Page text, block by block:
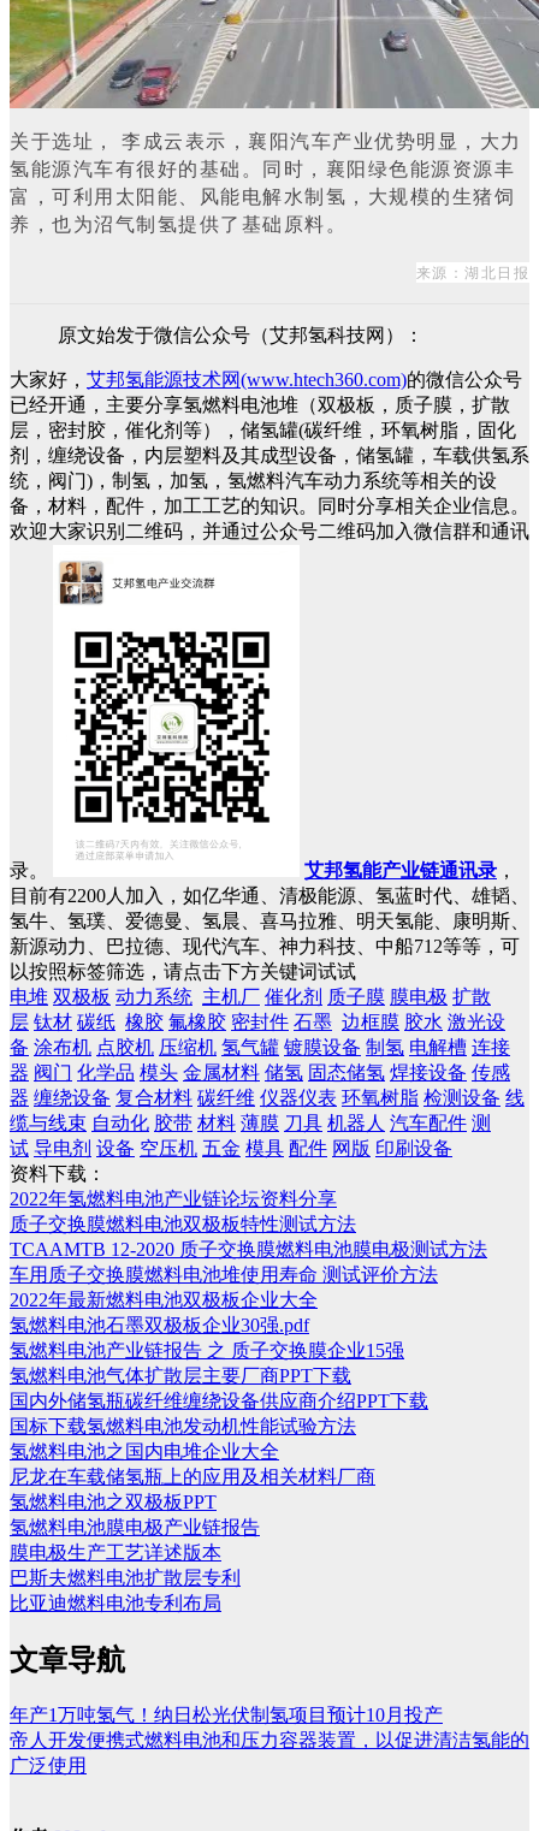
关于选址， 李成云表示，襄阳汽车产业优势明显，大力
氢能源汽车有很好的基础。同时，襄阳绿色能源资源丰
富，可利用太阳能、风能电解水制氢，大规模的生猪饲
养，也为沼气制氢提供了基础原料。
来源：湖北日报
原文始发于微信公众号（艾邦氢科技网）：
大家好， 艾邦氢能源技术网(www.htech360.com)的微信公众号
已经开通，主要分享氢燃料电池堆（双极板，质子膜，扩散
层，密封胶，催化剂等），储氢罐(碳纤维，环氧树脂，固化
剂，缠绕设备，内层塑料及其成型设备，储氢罐，车载供氢系
统，阀门)，制氢，加氢，氢燃料汽车动力系统等相关的设
备，材料，配件，加工工艺的知识。同时分享相关企业信息。
欢迎大家识别二维码，并通过公众号二维码加入微信群和通讯
录。 艾邦氢能产业链通讯录 ，
目前有2200人加入，如亿华通、清极能源、氢蓝时代、雄韬、
氢牛、氢璞、爱德曼、氢晨、喜马拉雅、明天氢能、康明斯、
新源动力、巴拉德、现代汽车、神力科技、中船712等等，可
以按照标签筛选，请点击下方关键词试试
电堆 双极板 动力系统 主机厂 催化剂 质子膜 膜电极 扩散
层 钛材 碳纸 橡胶 氟橡胶 密封件 石墨 边框膜 胶水 激光设
备 涂布机 点胶机 压缩机 氢气罐 镀膜设备 制氢 电解槽 连接
器 阀门 化学品 模头 金属材料 储氢 固态储氢 焊接设备 传感
器 缠绕设备 复合材料 碳纤维 仪器仪表 环氧树脂 检测设备 线
缆与线束 自动化 胶带 材料 薄膜 刀具 机器人 汽车配件 测
试 导电剂 设备 空压机 五金 模具 配件 网版 印刷设备
资料下载：
2022年氢燃料电池产业链论坛资料分享
质子交换膜燃料电池双极板特性测试方法
TCAAMTB 12-2020 质子交换膜燃料电池膜电极测试方法
车用质子交换膜燃料电池堆使用寿命 测试评价方法
2022年最新燃料电池双极板企业大全
氢燃料电池石墨双极板企业30强.pdf
氢燃料电池产业链报告 之 质子交换膜企业15强
氢燃料电池气体扩散层主要厂商PPT下载
国内外储氢瓶碳纤维缠绕设备供应商介绍PPT下载
国标下载氢燃料电池发动机性能试验方法
氢燃料电池之国内电堆企业大全
尼龙在车载储氢瓶上的应用及相关材料厂商
氢燃料电池之双极板PPT
氢燃料电池膜电极产业链报告
膜电极生产工艺详述版本
巴斯夫燃料电池扩散层专利
比亚迪燃料电池专利布局
文章导航
年产1万吨氢气！纳日松光伏制氢项目预计10月投产
帝人开发便携式燃料电池和压力容器装置，以促进清洁氢能的
广泛使用